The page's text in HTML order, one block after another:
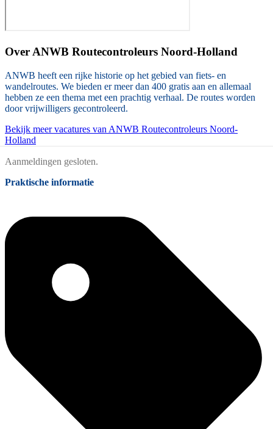
Over ANWB Routecontroleurs Noord-Holland
ANWB heeft een rijke historie op het gebied van fiets- en
wandelroutes. We bieden er meer dan 400 gratis aan en allemaal
hebben ze een thema met een prachtig verhaal. De routes worden
door vrijwilligers gecontroleerd.
Bekijk meer vacatures van ANWB Routecontroleurs Noord-
Holland
Aanmeldingen gesloten.
Praktische informatie